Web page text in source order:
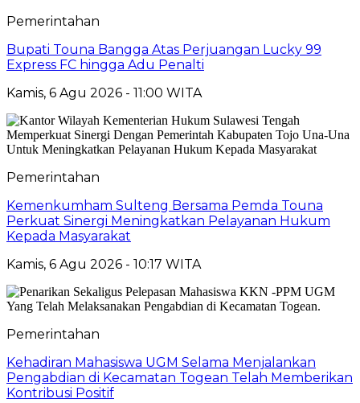
Pemerintahan
Bupati Touna Bangga Atas Perjuangan Lucky 99
Express FC hingga Adu Penalti
Kamis, 6 Agu 2026 - 11:00 WITA
Pemerintahan
Kemenkumham Sulteng Bersama Pemda Touna
Perkuat Sinergi Meningkatkan Pelayanan Hukum
Kepada Masyarakat
Kamis, 6 Agu 2026 - 10:17 WITA
Pemerintahan
Kehadiran Mahasiswa UGM Selama Menjalankan
Pengabdian di Kecamatan Togean Telah Memberikan
Kontribusi Positif